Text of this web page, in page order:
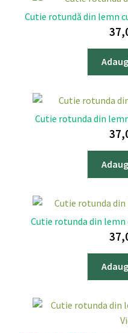
Cutie rotundă din lemn
Cutie rotunda din
Cutie rotunda din lemn